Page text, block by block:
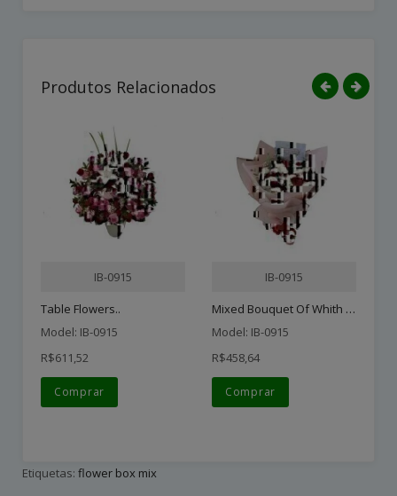
Produtos Relacionados
IB-0915
Table Flowers..
Model: IB-0915
R$611,52
Comprar
IB-0915
Mixed Bouquet Of Whith An..
Model: IB-0915
R$458,64
Comprar
Etiquetas: flower box mix